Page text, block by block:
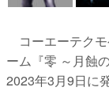
コーエーテク
ーム『零 ～月蝕
2023年3月9日に